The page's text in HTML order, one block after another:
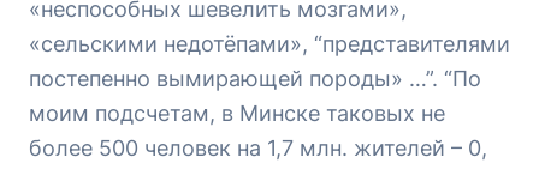
«неспособных шевелить мозгами»,
«сельскими недотёпами», “представителями
постепенно вымирающей породы» …”. “По
моим подсчетам, в Минске таковых не
более 500 человек на 1,7 млн. жителей – 0,